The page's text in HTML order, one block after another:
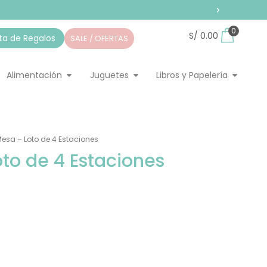
de Regalos SALE / OFERTAS S/ 0.00 0
Home
Alimentación Abrir Alimentación
Juguetes Abrir Juguetes
Libros y Papelería Abrir
– Loto de 4 Estaciones
de 4 Estaciones